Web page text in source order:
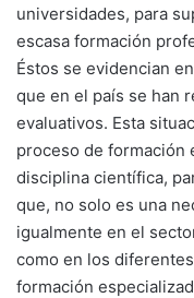
universidades, para
escasa formación
Éstos se evidencian
que en el país se han
evaluativos. Esta
proceso de formación
disciplina científica,
que, no solo es una
igualmente en el
como en los
formación